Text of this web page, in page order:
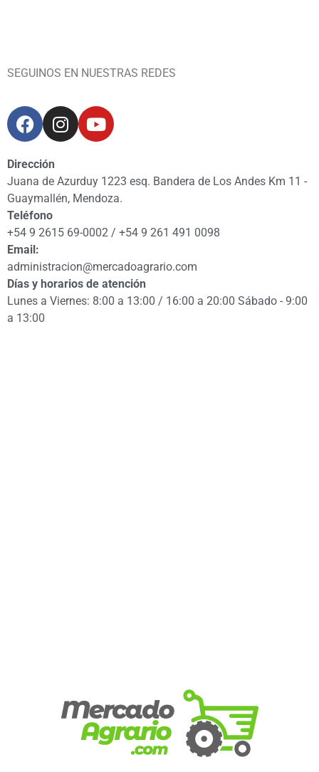
SEGUINOS EN NUESTRAS REDES
Dirección
Juana de Azurduy 1223 esq. Bandera de Los Andes Km 11 -
Guaymallén, Mendoza.
Teléfono
+54 9 2615 69-0002 / +54 9 261 491 0098
Email:
administracion@mercadoagrario.com
Días y horarios de atención
Lunes a Viernes: 8:00 a 13:00 / 16:00 a 20:00 Sábado - 9:00
a 13:00